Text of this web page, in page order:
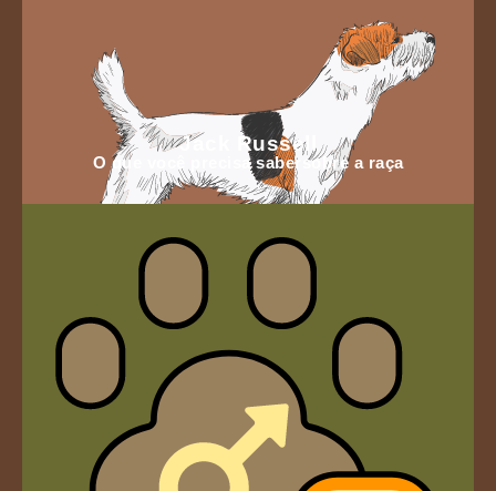
Jack Russell
O que você precisa sabersobre a raça